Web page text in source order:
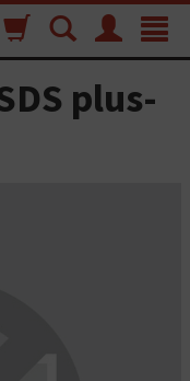
Toggle
Menu
Vyhľadávanie
Nákupný
košík
plus-